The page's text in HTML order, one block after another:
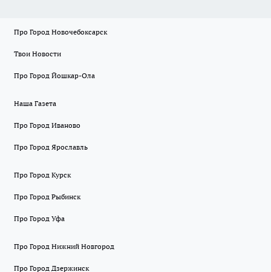
Про Город Новочебоксарск
Твои Новости
Про Город Йошкар-Ола
Наша Газета
Про Город Иваново
Про Город Ярославль
Про Город Курск
Про Город Рыбинск
Про Город Уфа
Про Город Нижний Новгород
Про Город Дзержинск